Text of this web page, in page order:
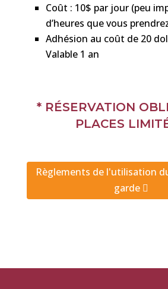
Coût : 10$ par jour (peu
d’heures que vous
Adhésion au coût de 20
Valable 1 an
* RÉSERVATION
PLACES
Règlements de l'utilisation
garde